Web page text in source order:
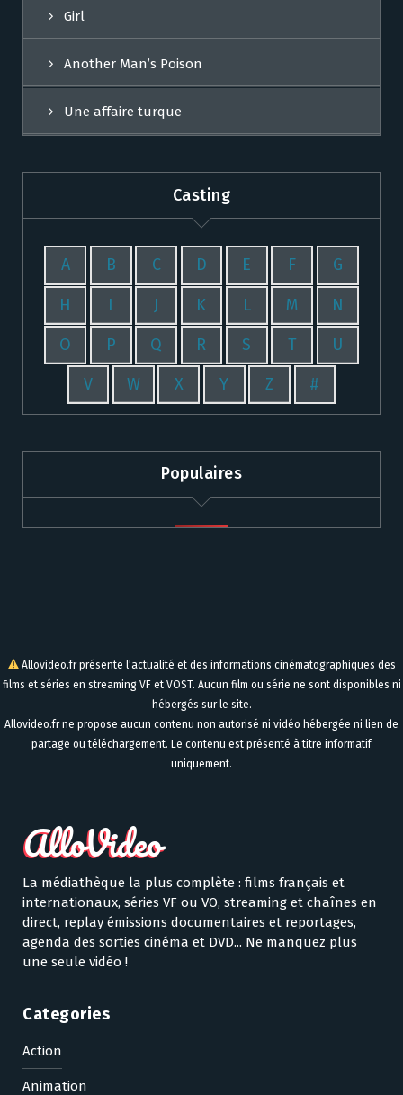
Girl
Another Man’s Poison
Une affaire turque
Casting
A B C D E F G
H I J K L M N
O P Q R S T U
V W X Y Z #
Populaires
Allovideo.fr présente l'actualité et des informations cinématographiques des
films et séries en streaming VF et VOST. Aucun film ou série ne sont disponibles ni
hébergés sur le site.
Allovideo.fr ne propose aucun contenu non autorisé ni vidéo hébergée ni lien de
partage ou téléchargement. Le contenu est présenté à titre informatif
uniquement.
La médiathèque la plus complète : films français et
internationaux, séries VF ou VO, streaming et chaînes en
direct, replay émissions documentaires et reportages,
agenda des sorties cinéma et DVD... Ne manquez plus
une seule vidéo !
Categories
Action
Animation